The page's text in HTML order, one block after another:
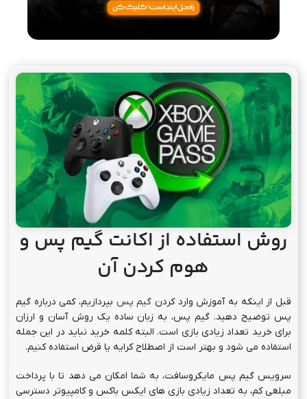
روش استفاده از اکانت گیم پس و
هوم کردن آن
قبل از اینکه به آموزش وارد کردن گیم پس بپردازیم، کمی درباره گیم
پس توضیح دهید. گیم پس، به زبان ساده یک روش آسان و ارزان
برای خرید تعداد زیادی بازی است. البته کلمه خرید نباید در این جمله
استفاده می شود و بهتر است از اصطلاح کرایه یا قرض استفاده کنیم.
سرویس گیم پس مایکروسافت، به شما امکان می دهد تا با پرداخت
مبلغی کم، به تعداد زیادی بازی های ایکس باکس و کامپیوتر دسترسی